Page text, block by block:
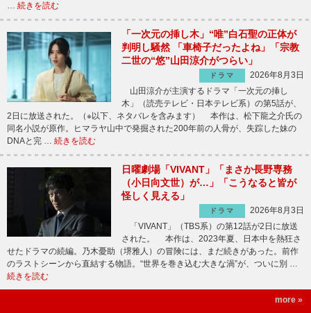
… 続きを読む
「一次元の挿し木」“唯”白石聖の正体が
判明し騒然 「車椅子だったよね」「宗教
二世の“悠”山田涼介がつらい」
ドラマ
2026年8月3日
山田涼介が主演するドラマ「一次元の挿し
木」（読売テレビ・日本テレビ系）の第5話が、
2日に放送された。（※以下、ネタバレを含みます） 本作は、松下龍之介氏の
同名小説が原作。ヒマラヤ山中で発掘された200年前の人骨が、失踪した妹の
DNAと完 … 続きを読む
日曜劇場「VIVANT」「まさか長野専務
（小日向文世）が…」「こうなると皆が
怪しく見える」
ドラマ
2026年8月3日
「VIVANT」（TBS系）の第12話が2日に放送
された。 本作は、2023年夏、日本中を熱狂さ
せたドラマの続編。乃木憂助（堺雅人）の冒険には、まだ続きがあった。前作
のラストシーンから直結する物語。“世界を巻き込む大きな渦”が、ついに別 …
続きを読む
more »